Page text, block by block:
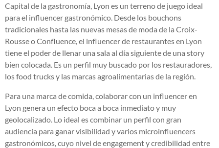
Capital de la gastronomía, Lyon es un terreno de juego ideal
para el influencer gastronómico. Desde los bouchons
tradicionales hasta las nuevas mesas de moda de la Croix-
Rousse o Confluence, el influencer de restaurantes en Lyon
tiene el poder de llenar una sala al día siguiente de una story
bien colocada. Es un perfil muy buscado por los restauradores,
los food trucks y las marcas agroalimentarias de la región.
Para una marca de comida, colaborar con un influencer en
Lyon genera un efecto boca a boca inmediato y muy
geolocalizado. Lo ideal es combinar un perfil con gran
audiencia para ganar visibilidad y varios microinfluencers
gastronómicos, cuyo nivel de engagement y credibilidad entre